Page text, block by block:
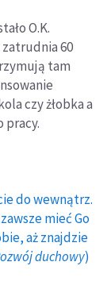
O.K.
60
tam
czy żłobka a
pracy.
do wewnątrz.
mieć Go
aż znajdzie
duchowy)